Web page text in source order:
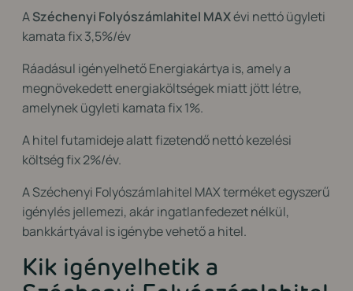
ASzéchenyi Folyószámlahitel MAXévi nettó ügyleti
kamata fix 3,5%/év
Ráadásul igényelhető Energiakártya is, amely a
megnövekedett energiaköltségek miatt jött létre,
amelynek ügyleti kamata fix 1%.
A hitel futamideje alatt fizetendő nettó kezelési
költség fix 2%/év.
A Széchenyi Folyószámlahitel MAX terméket egyszerű
igénylés jellemezi, akár ingatlanfedezet nélkül,
bankkártyával is igénybe vehető a hitel.
Kik igényelhetik a